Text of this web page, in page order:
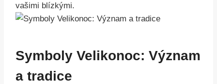
vašimi blízkými.
Symboly Velikonoc: Význam
a tradice